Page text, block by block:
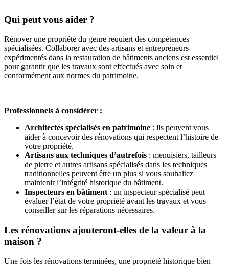
Qui peut vous aider ?
Rénover une propriété du genre requiert des compétences
spécialisées. Collaborer avec des artisans et entrepreneurs
expérimentés dans la restauration de bâtiments anciens est essentiel
pour garantir que les travaux sont effectués avec soin et
conformément aux normes du patrimoine.
Professionnels à considérer :
Architectes spécialisés en patrimoine : ils peuvent vous
aider à concevoir des rénovations qui respectent l’histoire de
votre propriété.
Artisans aux techniques d’autrefois : menuisiers, tailleurs
de pierre et autres artisans spécialisés dans les techniques
traditionnelles peuvent être un plus si vous souhaitez
maintenir l’intégrité historique du bâtiment.
Inspecteurs en bâtiment : un inspecteur spécialisé peut
évaluer l’état de votre propriété avant les travaux et vous
conseiller sur les réparations nécessaires.
Les rénovations ajouteront-elles de la valeur à la
maison ?
Une fois les rénovations terminées, une propriété historique bien